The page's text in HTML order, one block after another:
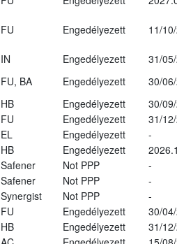
FU Engedélyezett 11/
IN Engedélyezett
31/
FU, BA Engedélyezett
30/
HB Engedélyezett
30/
FU Engedélyezett
31/
EL Engedélyezett
-
HB Engedélyezett
Safener Not PPP
-
Safener Not PPP
-
Synergist Not PPP
-
FU Engedélyezett
30/
HB Engedélyezett
31/